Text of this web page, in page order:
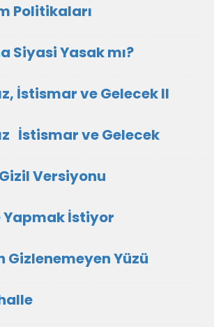
Politikaları
Siyasi Yasak mı?
İstismar ve Gelecek II
İstismar ve Gelecek
Versiyonu
Yapmak İstiyor
Yüzü